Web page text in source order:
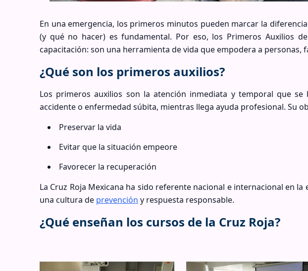
En una emergencia, los primeros minutos pueden marcar la
(y qué no hacer) es fundamental. Por eso, los Primeros Auxilios
capacitación: son una herramienta de vida que empodera a personas,
¿Qué son los primeros auxilios?
Los primeros auxilios son la atención inmediata y temporal que
accidente o enfermedad súbita, mientras llega ayuda profesional. Su
Preservar la vida
Evitar que la situación empeore
Favorecer la recuperación
La Cruz Roja Mexicana ha sido referente nacional e internacional en
una cultura de prevención y respuesta responsable.
¿Qué enseñan los cursos de la Cruz Roja?